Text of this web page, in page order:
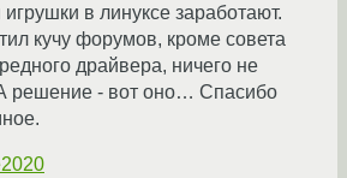
в линуксе заработают.
кучу форумов, кроме совета
драйвера, ничего не
решение - вот оно… Спасибо